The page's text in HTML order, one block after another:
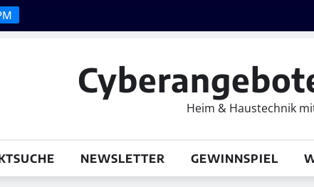
Heim & Haustechnik
NEWSLETTER GEWINNSPIEL